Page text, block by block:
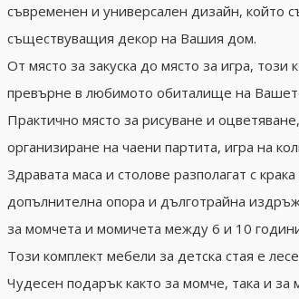
съвременен и универсален дизайн, който
съществуващия декор на Вашия дом.
От място за закуска до място за игра,
превърне в любимото обиталище на
Практично място за рисуване и
организиране на чаени партита, игра на
Здравата маса и столове разполагат с
допълнителна опора и дълготрайна
за момчета и момичета между 6 и 10
Този комплект мебели за детска стая е
Чудесен подарък както за момче, така и за